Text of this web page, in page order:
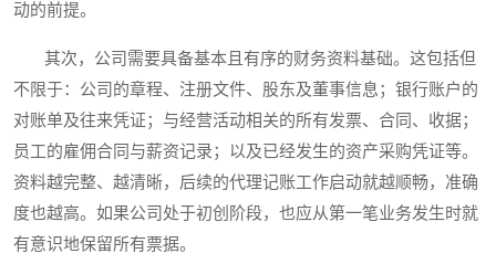
动的前提。
其次，公司需要具备基本且有序的财务资料基础。这包括但
不限于：公司的章程、注册文件、股东及董事信息；银行账户的
对账单及往来凭证；与经营活动相关的所有发票、合同、收据；
员工的雇佣合同与薪资记录；以及已经发生的资产采购凭证等。
资料越完整、越清晰，后续的代理记账工作启动就越顺畅，准确
度也越高。如果公司处于初创阶段，也应从第一笔业务发生时就
有意识地保留所有票据。